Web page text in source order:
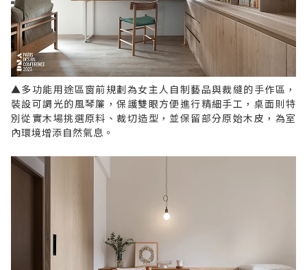
▲多功能用途區窗前規劃為女主人自制藝品與裁縫的手作區，
裝設可調光的風琴簾，保護雙眼方便進行精細手工，桌面則特
別從實木場挑選原料、裁切造型，並保留部分原始木皮，為室
內環境增添自然氣息。